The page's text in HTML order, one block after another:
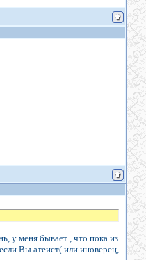
у меня бывает , что пока из
Вы атеист( или иноверец,